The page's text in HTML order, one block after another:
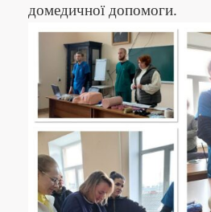
домедичної допомоги.